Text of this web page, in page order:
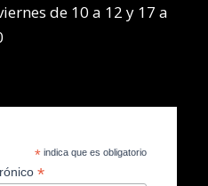
de 10 a 12 y 17 a
* indica que es obligatorio
*